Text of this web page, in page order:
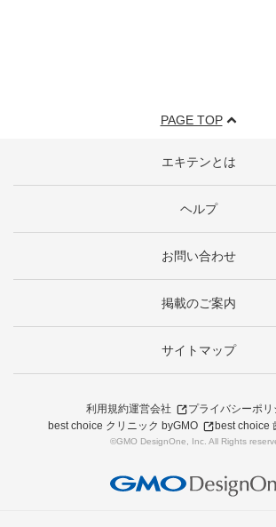
PAGE TOP
エキテンとは
ヘルプ
お問い合わせ
掲載のご案内
サイトマップ
利用規約運営会社
プライバシーポリ
best choice クリニック byGMO
best choice
©GMO DesignOne, Inc. All Rights